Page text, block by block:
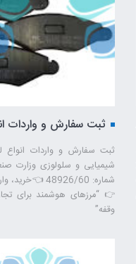
ثبت سفارش و واردات انواع
شماره: 48926/
👉 “مرزهای هوشمند برای
وقفه”